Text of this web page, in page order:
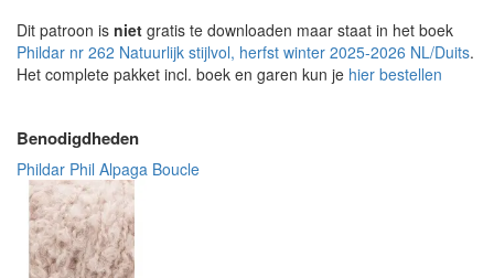
Dit patroon is niet gratis te downloaden maar staat in het boek
Phildar nr 262 Natuurlijk stijlvol, herfst winter 2025-2026 NL/Duits.
Het complete pakket incl. boek en garen kun je hier bestellen
Benodigdheden
Phildar Phil Alpaga Boucle